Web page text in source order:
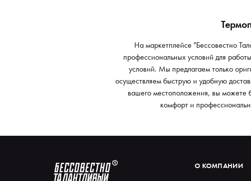
На маркетплейсе "Бессовестно
профессиональных условий для
условий. Мы предлагаем только
осуществляем быструю и удобную
вашего местоположения, вы можете
комфорт и
О КОМПАНИИ